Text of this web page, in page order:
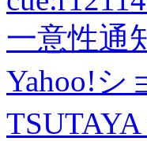
一意性通
Yahoo!シ